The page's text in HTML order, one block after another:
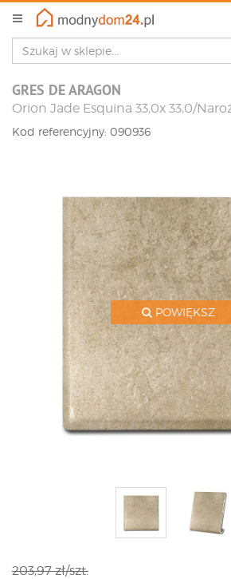
GRES DE ARAGON
Orion Jade Esquina 33,0x 33,0/
Kod referencyjny: 090936
POWIĘKSZ
203,97 zł/szt.